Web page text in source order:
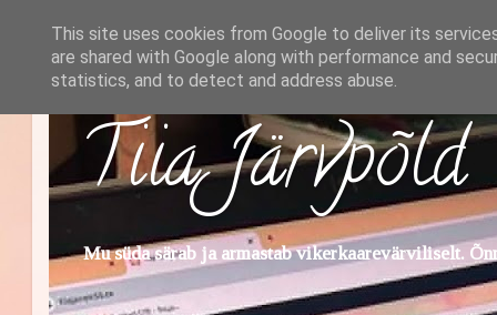
Tiia Järvpõld
Mu süda särab ja armastab vikerkaarevärviliselt.
This site uses cookies from Google to deliver its
are shared with Google along with performance and
statistics, and to detect and address abuse.